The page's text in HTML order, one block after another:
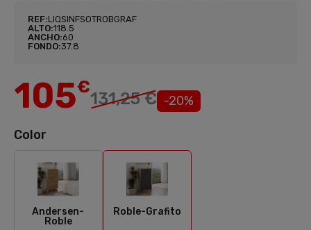
REF:LIQSINFSOTROBGRAF
ALTO:118.5
ANCHO:60
FONDO:37.8
105€
131,25 € -20%
Color
Andersen-
Roble
Andersen-Roble
Roble-Grafito
Roble-Grafito